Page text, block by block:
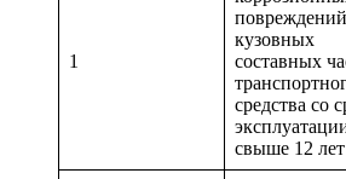
1
повреждений
кузовных
составных
средства со
свыше 12 лет